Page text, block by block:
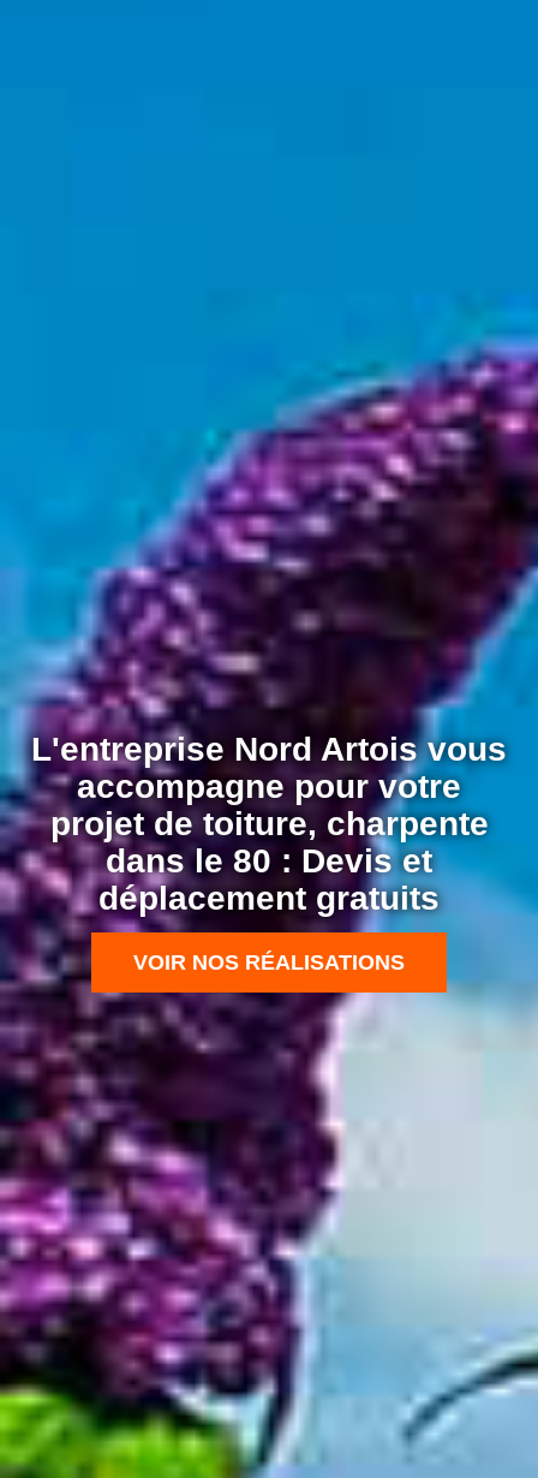
L'entreprise Nord Artois vous
accompagne pour votre
projet de toiture, charpente
dans le 80 : Devis et
déplacement gratuits
VOIR NOS RÉALISATIONS